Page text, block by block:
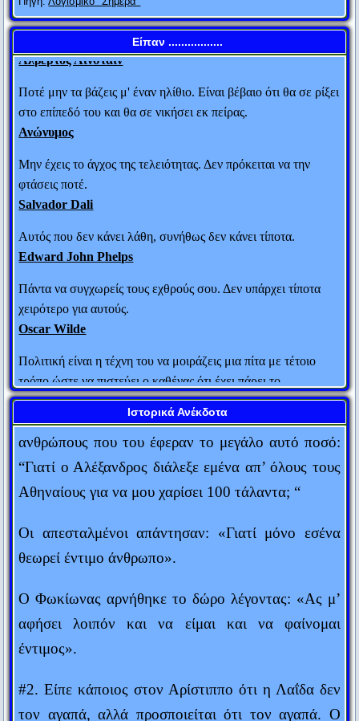
Είπαν .................
κόσμου. Αν η θεωρία της σχετικότητας αποδειχτεί λάθος, τότε
οι Γάλλοι θα με πουν Γερμανό και οι Γερμανοί Εβραίο.
Αλβέρτος Αϊνστάιν
Ποτέ μην τα βάζεις μ' έναν ηλίθιο. Είναι βέβαιο ότι θα σε ρίξει
στο επίπεδό του και θα σε νικήσει εκ πείρας.
Ανώνυμος
Μην έχεις το άγχος της τελειότητας. Δεν πρόκειται να την
φτάσεις ποτέ.
Salvador Dali
Αυτός που δεν κάνει λάθη, συνήθως δεν κάνει τίποτα.
Edward John Phelps
Πάντα να συγχωρείς τους εχθρούς σου. Δεν υπάρχει τίποτα
χειρότερο για αυτούς.
Oscar Wilde
Πολιτική είναι η τέχνη του να μοιράζεις μια πίτα με τέτοιο
τρόπο ώστε να πιστεύει ο καθένας ότι έχει πάρει το
μεγαλύτερο κομμάτι.
Ο κύβος ερρίφθη.
Ιούλιος Καίσαρ
Η εμπειρία είναι μια χτένα που σου δίνει η ζωή αφού όμως
Judith Stern
Θεόκριτος
Αυτός που μιλάει δεν ξέρει. Αυτός που ξέρει δεν μιλάει.
Λάο Τσε
ανθρώπων... Αν και για το σύμπαν, έχω αρχίσει τελευταία να
αμφιβάλλω...
Ιστορικά Ανέκδοτα
Ο Μ. Αλέξανδρος έστειλε στο Φωκίωνα 100
τάλαντα. Ο Αθηναίος πολιτικός ρώτησε τους
ανθρώπους που του έφεραν το μεγάλο αυτό ποσό:
“Γιατί ο Αλέξανδρος διάλεξε εμένα απ’ όλους τους
Αθηναίους για να μου χαρίσει 100 τάλαντα; “
Οι απεσταλμένοι απάντησαν: «Γιατί μόνο εσένα
θεωρεί έντιμο άνθρωπο».
Ο Φωκίωνας αρνήθηκε το δώρο λέγοντας: «Ας μ’
αφήσει λοιπόν και να είμαι και να φαίνομαι
έντιμος».
#2. Είπε κάποιος στον Αρίστιππο ότι η Λαΐδα δεν
τον αγαπά, αλλά προσποιείται ότι τον αγαπά. Ο